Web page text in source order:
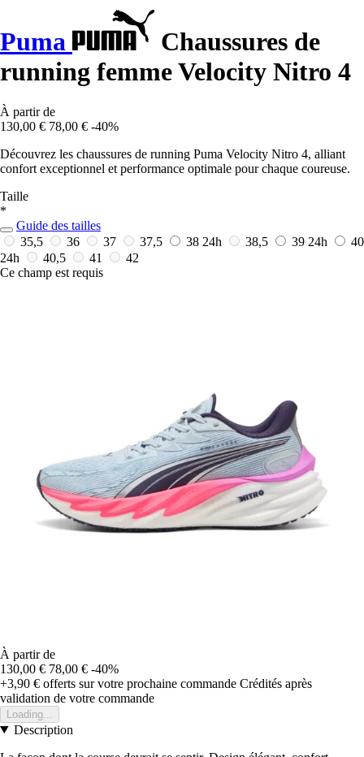
Puma
Chaussures de
running femme Velocity Nitro 4
À partir de
130,00 € 78,00 € -40%
Découvrez les chaussures de running Puma Velocity Nitro 4, alliant
confort exceptionnel et performance optimale pour chaque coureuse.
Taille
*
Guide des tailles
35,5
36 37 37,5 38 24h 38,5 39 24h
40
24h
40,5 41
42
Ce champ est requis
À partir de
130,00 € 78,00 € -40%
+3,90 € offerts sur votre prochaine commande Crédités après
validation de votre commande
Loading...
Description